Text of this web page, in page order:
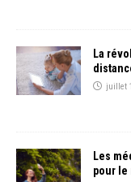
La
juillet
Les
pour le